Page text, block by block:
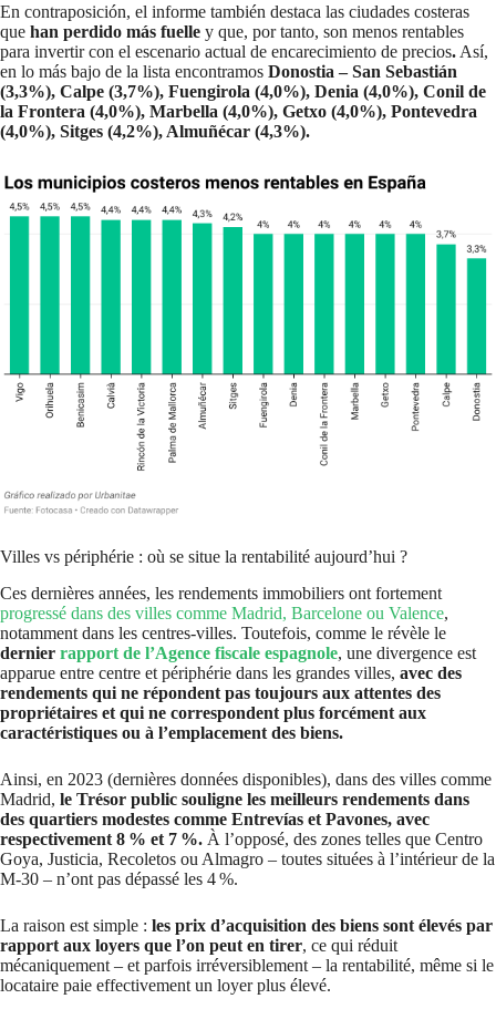
En contraposición, el informe también destaca las ciudades costeras
que han perdido más fuelle y que, por tanto, son menos rentables
para invertir con el escenario actual de encarecimiento de precios. Así,
en lo más bajo de la lista encontramos Donostia – San Sebastián
(3,3%), Calpe (3,7%), Fuengirola (4,0%), Denia (4,0%), Conil de
la Frontera (4,0%), Marbella (4,0%), Getxo (4,0%), Pontevedra
(4,0%), Sitges (4,2%), Almuñécar (4,3%).
Villes vs périphérie : où se situe la rentabilité aujourd’hui ?
Ces dernières années, les rendements immobiliers ont fortement
progressé dans des villes comme Madrid, Barcelone ou Valence,
notamment dans les centres-villes. Toutefois, comme le révèle le
dernier rapport de l’Agence fiscale espagnole, une divergence est
apparue entre centre et périphérie dans les grandes villes, avec des
rendements qui ne répondent pas toujours aux attentes des
propriétaires et qui ne correspondent plus forcément aux
caractéristiques ou à l’emplacement des biens.
Ainsi, en 2023 (dernières données disponibles), dans des villes comme
Madrid, le Trésor public souligne les meilleurs rendements dans
des quartiers modestes comme Entrevías et Pavones, avec
respectivement 8 % et 7 %. À l’opposé, des zones telles que Centro
Goya, Justicia, Recoletos ou Almagro – toutes situées à l’intérieur de la
M-30 – n’ont pas dépassé les 4 %.
La raison est simple : les prix d’acquisition des biens sont élevés par
rapport aux loyers que l’on peut en tirer, ce qui réduit
mécaniquement – et parfois irréversiblement – la rentabilité, même si le
locataire paie effectivement un loyer plus élevé.